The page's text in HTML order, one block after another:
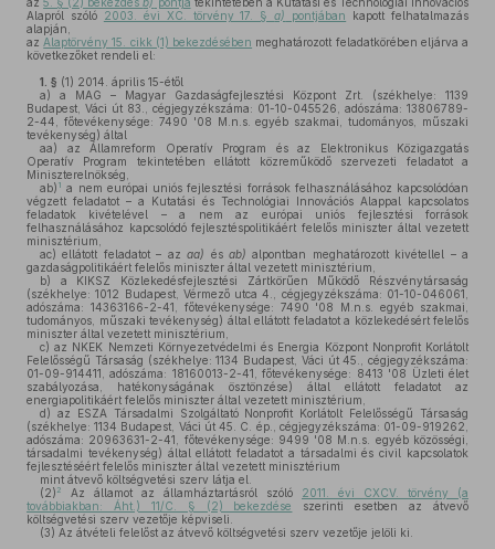
Alapról szóló 2003. évi XC. törvény 17. §a) pontjában
kapott felhatalmazás
alapján,
az Alaptörvény 15. cikk (1) bekezdésében meghatározott feladatkörében eljárva a
következőket rendeli el:
1. § (1) 2014. április 15-étől
a) a MAG – Magyar Gazdaságfejlesztési Központ Zrt. (székhelye: 1139
Budapest, Váci út 83., cégjegyzékszáma: 01-10-045526, adószáma: 13806789-
2-44, főtevékenysége: 7490 '08 M.n.s. egyéb szakmai, tudományos, műszaki
tevékenység) által
aa) az Államreform Operatív Program és az Elektronikus Közigazgatás
Operatív Program tekintetében ellátott közreműködő szervezeti feladatot a
Miniszterelnökség,
ab) 1 a nem európai uniós fejlesztési források felhasználásához kapcsolódóan
végzett feladatot – a Kutatási és Technológiai Innovációs Alappal kapcsolatos
feladatok kivételével – a nem az európai uniós fejlesztési források
felhasználásához kapcsolódó fejlesztéspolitikáért felelős miniszter által vezetett
minisztérium,
ac) ellátott feladatot – azaa) és ab) alpontban meghatározott kivétellel – a
gazdaságpolitikáért felelős miniszter által vezetett minisztérium,
b) a KIKSZ Közlekedésfejlesztési Zártkörűen Működő Részvénytársaság
(székhelye: 1012 Budapest, Vérmező utca 4., cégjegyzékszáma: 01-10-046061,
adószáma: 14363166-2-41, főtevékenysége: 7490 '08 M.n.s. egyéb szakmai,
tudományos, műszaki tevékenység) által ellátott feladatot a közlekedésért felelős
miniszter által vezetett minisztérium,
c) az NKEK Nemzeti Környezetvédelmi és Energia Központ Nonprofit Korlátolt
Felelősségű Társaság (székhelye: 1134 Budapest, Váci út 45., cégjegyzékszáma:
01-09-914411, adószáma: 18160013-2-41, főtevékenysége: 8413 '08 Üzleti élet
szabályozása, hatékonyságának ösztönzése) által ellátott feladatot az
energiapolitikáért felelős miniszter által vezetett minisztérium,
d) az ESZA Társadalmi Szolgáltató Nonprofit Korlátolt Felelősségű Társaság
(székhelye: 1134 Budapest, Váci út 45. C. ép., cégjegyzékszáma: 01-09-919262,
adószáma: 20963631-2-41, főtevékenysége: 9499 '08 M.n.s. egyéb közösségi,
társadalmi tevékenység) által ellátott feladatot a társadalmi és civil kapcsolatok
fejlesztéséért felelős miniszter által vezetett minisztérium
mint átvevő költségvetési szerv látja el.
(2) 2 Az államot az államháztartásról szóló 2011. évi CXCV. törvény (a
továbbiakban: Áht.) 11/C. § (2) bekezdése
szerinti esetben az átvevő
költségvetési szerv vezetője képviseli.
(3) Az átvételi felelőst az átvevő költségvetési szerv vezetője jelöli ki.